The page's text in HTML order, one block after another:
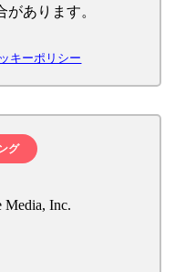
あります。
キーポリシー
グ
Media, Inc.